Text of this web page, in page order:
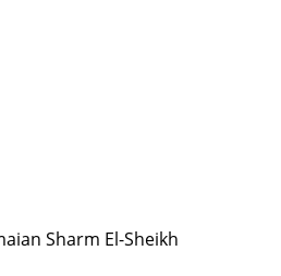
Sharm El-Sheikh